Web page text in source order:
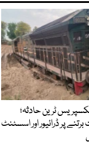
ٹرین حادثہ؛
پر ڈرائیور اور اسسٹنٹ